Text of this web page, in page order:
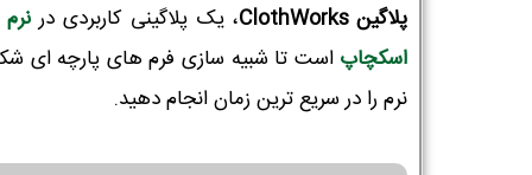
پلاگین ClothWorks ، یک پلاگینی کاربردی در نرم
اسکچاپ است تا شبیه سازی فرم های پارچه ای
نرم را در سریع ترین زمان انجام دهید.